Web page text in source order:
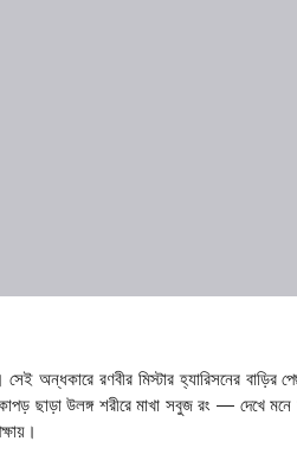
অন্ধকারে রণবীর মিস্টার হ্যারিসনের বাড়ির
ছাড়া উলঙ্গ শরীরে মাখা সবুজ রং — দেখে